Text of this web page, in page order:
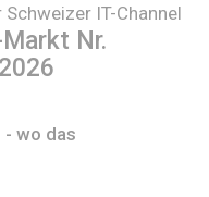
Schweizer IT-Channel
Markt Nr.
- wo das